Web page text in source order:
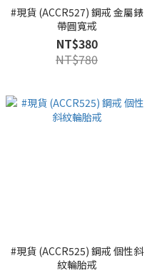
#現貨 (ACCR527) 鋼戒 金屬錶
帶圓寬戒
NT$380
NT$780
#現貨 (ACCR525) 鋼戒 個性斜
紋輪胎戒